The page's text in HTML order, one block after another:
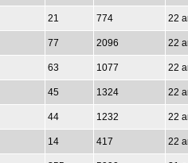
21 774 22
77 2096 22
63 1077 22
45 1324 22
44 1232 22
14 417 22